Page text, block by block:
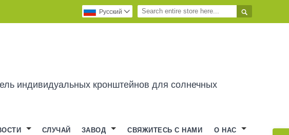

Pусский 
индивидуальных кронштейнов для солнечных
СЛУЧАЙ ЗАВОД СВЯЖИТЕСЬ С НАМИ О НАС